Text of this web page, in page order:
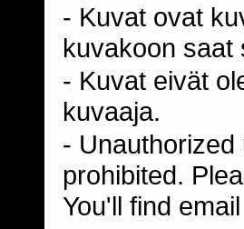
- Kuvat ovat
kuvakoon saat
- Kuvat eivät
kuvaaja.
-
prohibited.
You'll find